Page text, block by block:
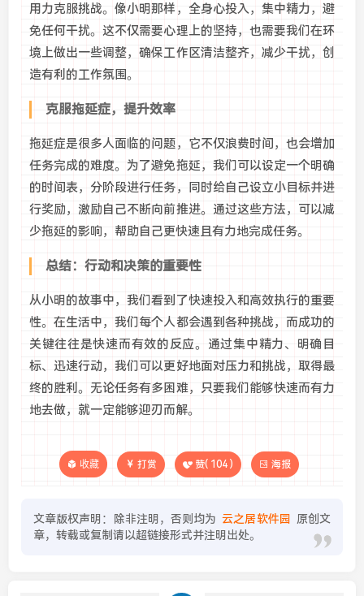
用力克服挑战。像小明那样，全身心投入，集中精力，避
免任何干扰。这不仅需要心理上的坚持，也需要我们在环
境上做出一些调整，确保工作区清洁整齐，减少干扰，创
造有利的工作氛围。
克服拖延症，提升效率
拖延症是很多人面临的问题，它不仅浪费时间，也会增加
任务完成的难度。为了避免拖延，我们可以设定一个明确
的时间表，分阶段进行任务，同时给自己设立小目标并进
行奖励，激励自己不断向前推进。通过这些方法，可以减
少拖延的影响，帮助自己更快速且有力地完成任务。
总结：行动和决策的重要性
从小明的故事中，我们看到了快速投入和高效执行的重要
性。在生活中，我们每个人都会遇到各种挑战，而成功的
关键往往是快速而有效的反应。通过集中精力、明确目
标、迅速行动，我们可以更好地面对压力和挑战，取得最
终的胜利。无论任务有多困难，只要我们能够快速而有力
地去做，就一定能够迎刃而解。
收藏 打赏 赞( 104 ) 海报
文章版权声明：除非注明，否则均为 云之居软件园
原创文
章，转载或复制请以超链接形式并注明出处。